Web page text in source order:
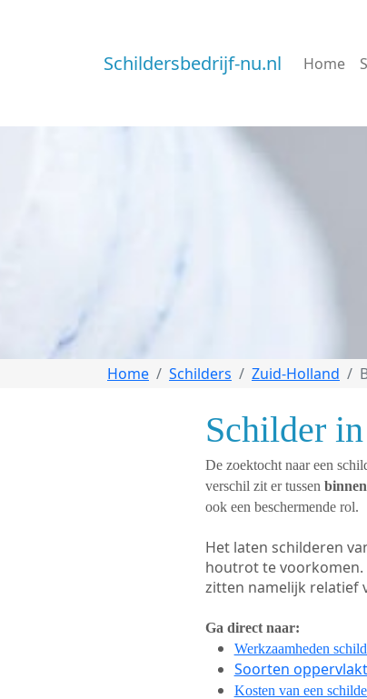
Schildersbedrijf-nu.nl Home
Home Schilders Zuid-Holland
Schilder
De zoektocht naar een
verschil zit er tussen
ook een beschermende rol.
Het laten schilderen
houtrot te voorkomen.
zitten namelijk relatief
Ga direct naar:
Werkzaamheden
Soorten
Kosten van een